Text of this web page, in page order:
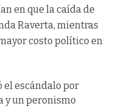
en que la caída de
Raverta, mientras
costo político en